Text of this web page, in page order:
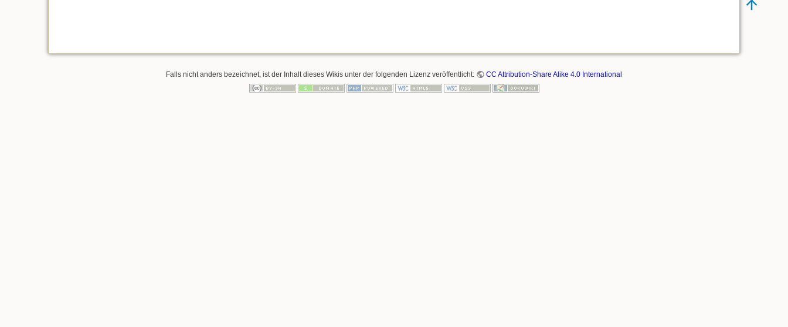
Falls nicht anders bezeichnet, ist der Inhalt dieses Wikis unter der folgenden Lizenz veröffentlicht: CC Attribution-Share Alike 4.0 International